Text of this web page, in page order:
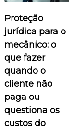
ã
o
d
e
P
o
Proteção
jurídica para o
mecânico: o
que fazer
quando o
cliente não
paga ou
questiona os
custos do